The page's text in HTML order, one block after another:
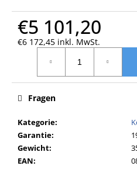
€5 101,20
€6 172,45 inkl. MwSt.
Kategorie:
Garantie:
Gewicht:
EAN:
Fragen
e